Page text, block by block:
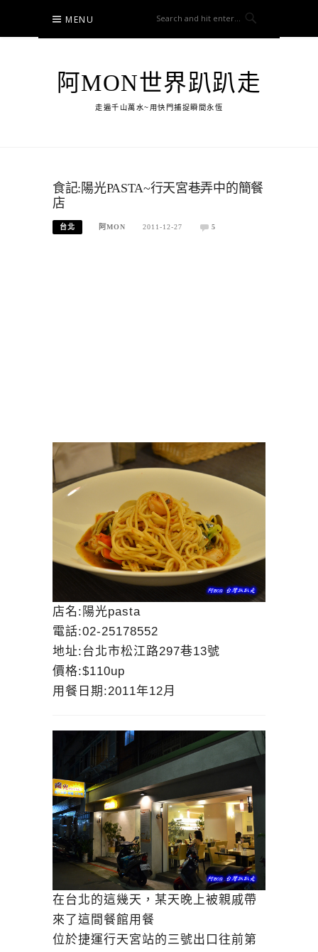
content
MENU
阿MON世界趴趴走
走遍千山萬水~用快門捕捉瞬間永恆
食記:陽光PASTA~行天宮巷弄中的簡餐
店
台北 阿MON 2011-12-27 5
店名:陽光pasta
電話:02-25178552
地址:台北市松江路297巷13號
價格:$110up
用餐日期:2011年12月
在台北的這幾天，某天晚上被親戚帶
來了這間餐館用餐
位於捷運行天宮站的三號出口往前第